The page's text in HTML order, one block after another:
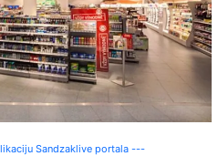
Sandzaklive portala ---